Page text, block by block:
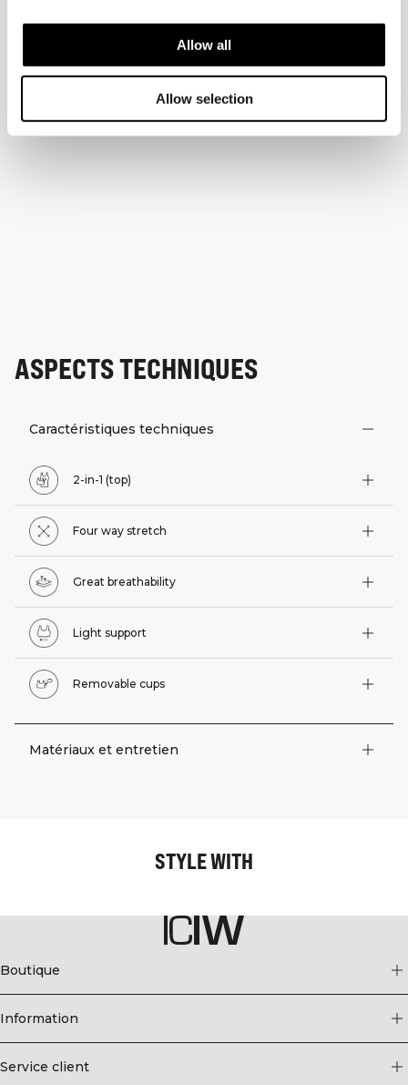
Allow all
Allow selection
ASPECTS TECHNIQUES
Caractéristiques techniques
2-in-1 (top)
Four way stretch
Great breathability
Light support
Removable cups
Matériaux et entretien
STYLE WITH
Boutique
Information
Service client